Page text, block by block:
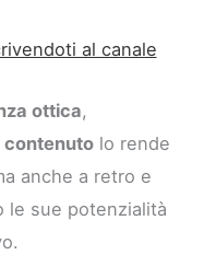
al canale
ottica,
contenuto lo rende
anche a retro e
le sue potenzialità